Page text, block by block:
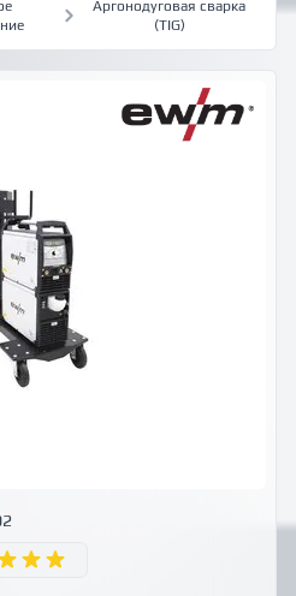
Аргонодуговая сварка
(TIG)